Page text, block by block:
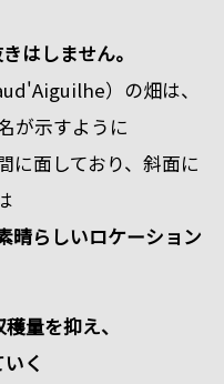
はしません。
）の畑は、
が示すように
に面しており、斜面に
晴らしいロケーション
量を抑え、
く